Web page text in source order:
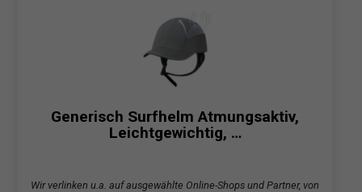
Generisch Surfhelm Atmungsaktiv,
Leichtgewichtig, …
Wir verlinken u.a. auf ausgewählte Online-Shops und Partner, von